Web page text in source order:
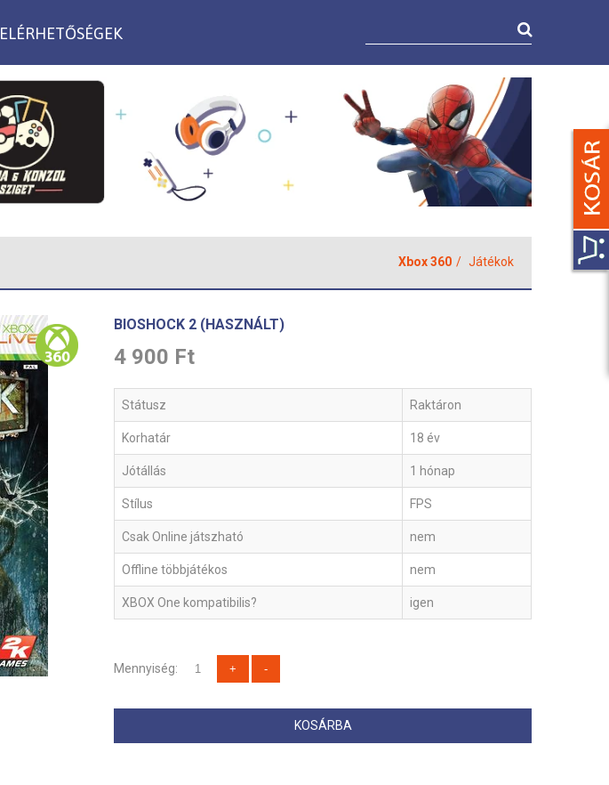
ELÉRHETŐSÉGEK
Xbox 360 Játékok
BIOSHOCK 2 (HASZNÁLT)
4 900 Ft
Státusz Raktáron
Korhatár 18 év
Jótállás 1 hónap
Stílus FPS
Csak Online játszható nem
Offline többjátékos nem
XBOX One kompatibilis? igen
Mennyiség:
KOSÁRBA